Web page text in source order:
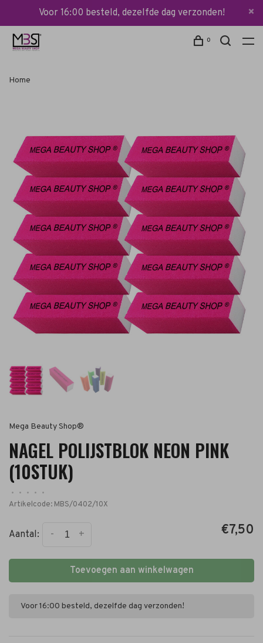
Voor 16:00 besteld, dezelfde dag verzonden!
0
Home
Mega Beauty Shop®
NAGEL POLIJSTBLOK NEON PINK
(10STUK)
• • • •
•
Artikelcode: MBS/0402/10X
Aantal: +
- €7,50
Toevoegen aan winkelwagen
Voor 16:00 besteld, dezelfde dag verzonden!